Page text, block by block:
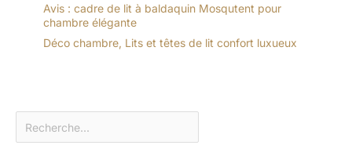
Avis : cadre de lit à baldaquin Mosqutent pour
chambre élégante
Déco chambre, Lits et têtes de lit confort luxueux